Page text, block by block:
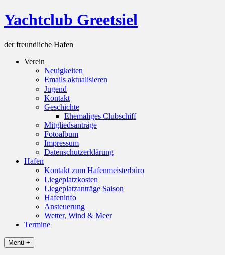
Skip
to
Yachtclub Greetsiel
der freundliche Hafen
Verein
Neuigkeiten
Emails aktualisieren
Jugend
Kontakt
Geschichte
Ehemaliges Clubschiff
Mitgliedsanträge
Fotoalbum
Impressum
Datenschutzerklärung
Hafen
Kontakt zum Hafenmeisterbüro
Liegeplatzkosten
Liegeplatzanträge Saison
Hafeninfo
Ansteuerung
Wetter, Wind & Meer
Termine
Menü +